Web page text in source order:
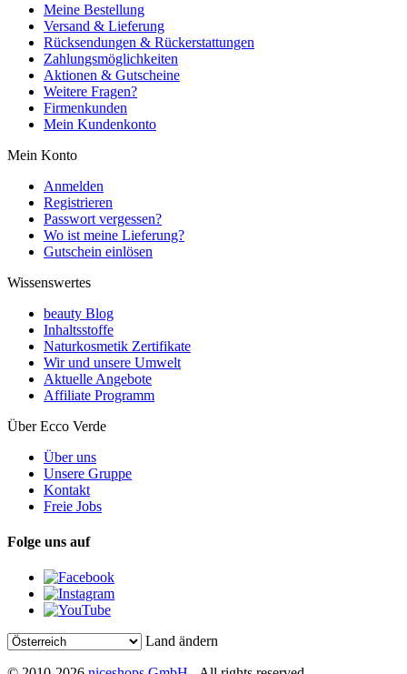
Meine Bestellung
Versand & Lieferung
Rücksendungen & Rückerstattungen
Zahlungsmöglichkeiten
Aktionen & Gutscheine
Weitere Fragen?
Firmenkunden
Mein Kundenkonto
Mein Konto
Anmelden
Registrieren
Passwort vergessen?
Wo ist meine Lieferung?
Gutschein einlösen
Wissenswertes
beauty Blog
Inhaltsstoffe
Naturkosmetik Zertifikate
Wir und unsere Umwelt
Aktuelle Angebote
Affiliate Programm
Über Ecco Verde
Über uns
Unsere Gruppe
Kontakt
Freie Jobs
Folge uns auf
Land ändern